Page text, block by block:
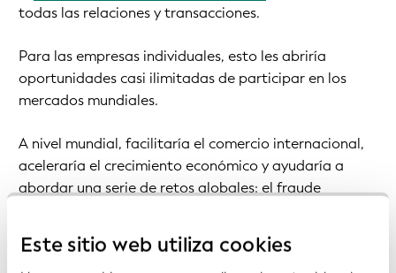
Este sitio web utiliza cookies
todas las relaciones y transacciones.
Para las empresas individuales, esto les abriría
oportunidades casi ilimitadas de participar en los
mercados mundiales.
A nivel mundial, facilitaría el comercio internacional,
aceleraría el crecimiento económico y ayudaría a
abordar una serie de retos globales: el fraude
fricción en los flujos internacionales de capital, la
carga del cumplimiento de la normativa